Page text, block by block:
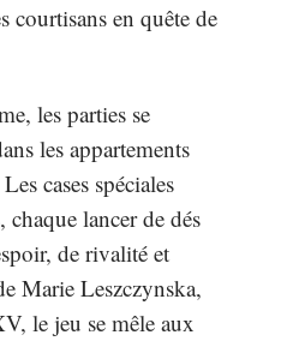
courtisans en quête de
les parties se
les appartements
cases spéciales
chaque lancer de dés
de rivalité et
Marie Leszczynska,
le jeu se mêle aux